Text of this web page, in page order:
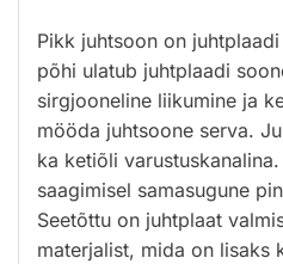
Pikk juhtsoon on
põhi ulatub juhtplaadi
sirgjooneline liikumine ja
mööda juhtsoone serva.
ka ketiõli varustuskanalina.
saagimisel samasugune
Seetõttu on juhtplaat
materjalist, mida on lisaks